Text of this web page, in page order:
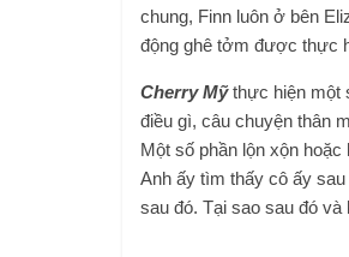
chung, Finn luôn ở bên
động ghê tởm được thực
Cherry Mỹthực hiện một
điều gì, câu chuyện thân
Một số phần lộn xộn
Anh ấy tìm thấy cô ấy
sau đó. Tại sao sau đó